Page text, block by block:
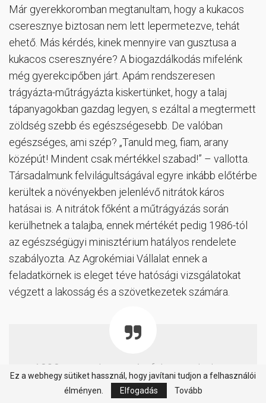
Már gyerekkoromban megtanultam, hogy a kukacos
cseresznye biztosan nem lett lepermetezve, tehát
ehető. Más kérdés, kinek mennyire van gusztusa a
kukacos cseresznyére? A biogazdálkodás mifelénk
még gyerekcipőben járt. Apám rendszeresen
trágyázta-műtrágyázta kiskertünket, hogy a talaj
tápanyagokban gazdag legyen, s ezáltal a megtermett
zöldség szebb és egészségesebb. De valóban
egészséges, ami szép? „Tanuld meg, fiam, arany
középút! Mindent csak mértékkel szabad!” – vallotta.
Társadalmunk felvilágultságával egyre inkább előtérbe
kerültek a növényekben jelenlévő nitrátok káros
hatásai is. A nitrátok főként a műtrágyázás során
kerülhetnek a talajba, ennek mértékét pedig 1986-tól
az egészségügyi minisztérium hatályos rendelete
szabályozta. Az Agrokémiai Vállalat ennek a
feladatkörnek is eleget téve hatósági vizsgálatokat
végzett a lakosság és a szövetkezetek számára.
1989 novembere után felgyorsultak az
események, majd a rendszerváltás után
Ez a webhegy sütiket hassznál, hogy javítani tudjon a felhasználói
élményen.
Elfogadás Tovább